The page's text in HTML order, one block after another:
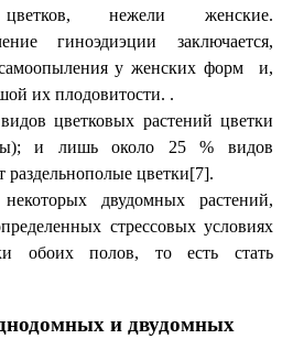
нежели женские.
гиноэдиэции заключается,
у женских форм и,
их плодовитости. .
цветковых растений цветки
и лишь около 25 % видов
цветки[7].
двудомных растений,
стрессовых условиях
обоих полов, то есть стать
и двудомных